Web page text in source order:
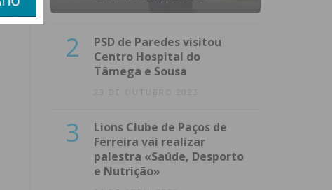
2
PSD de Paredes visitou
Centro Hospital do
Tâmega e Sousa
23 DE OUTUBRO 2023
3
Lions Clube de Paços de
Ferreira vai realizar
palestra «Saúde, Desporto
e Nutrição»